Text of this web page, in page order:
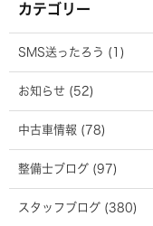
カテゴリー
SMS送ったろう (1)
お知らせ (52)
中古車情報 (78)
整備士ブログ (97)
スタッフブログ (380)